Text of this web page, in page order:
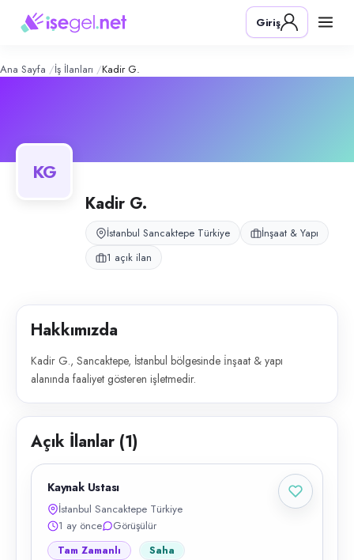
G.– Şirket Profili
Konum:
Kadir G., Sancaktepe, İstanbul bölgesinde i̇nşaat & yapı alanında
Giriş
Ana Sayfa İş İlanları Kadir G.
KG
Kadir G.
İstanbul Sancaktepe Türkiye
İnşaat & Yapı
1 açık ilan
Hakkımızda
Kadir G., Sancaktepe, İstanbul bölgesinde i̇nşaat & yapı
alanında faaliyet gösteren işletmedir.
Açık İlanlar (1)
Kaynak Ustası
İstanbul Sancaktepe Türkiye
1 ay önce
Görüşülür
Tam Zamanlı Saha